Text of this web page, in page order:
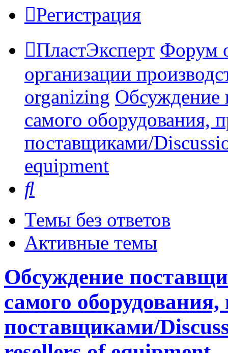
Регистрация
ПластЭксперт Форум
организации
organizing Обсуждение
самого оборудования,
поставщиками/
equipment
Темы без ответов
Активные темы
Обсуждение
самого оборудования,
поставщиками/